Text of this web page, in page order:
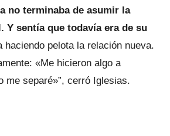
no terminaba de asumir la
Y sentía que todavía era de su
haciendo pelota la relación nueva.
«Me hicieron algo a
me separé»”, cerró Iglesias.